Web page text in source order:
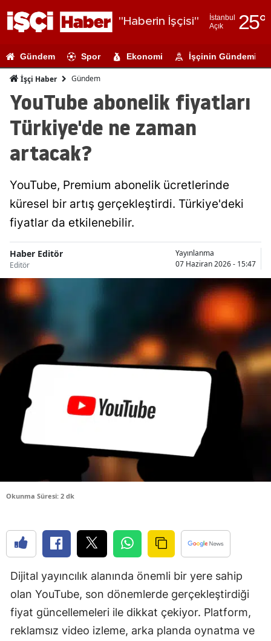
"Haberin İşçisi"
İstanbul
Açık
25°
Adıyaman
Ağrı
Antalya
Artvin
Balıkesir
Bilecik
Bitlis
Bolu
Burdur
Çorum
Diyarbakır
Edirne
Elazığ
Erzincan
Erzurum
Gündem Spor Ekonomi İşçinin Gündemi
İşçi Haber Gündem
YouTube abonelik fiyatları
Türkiye'de ne zaman
artacak?
YouTube, Premium abonelik ücretlerinde
küresel bir artış gerçekleştirdi. Türkiye'deki
fiyatlar da etkilenebilir.
Haber Editör
Editör
Yayınlanma
07 Haziran 2026 - 15:47
Okunma Süresi: 2 dk
Dijital yayıncılık alanında önemli bir yere sahip
olan YouTube, son dönemlerde gerçekleştirdiği
fiyat güncellemeleri ile dikkat çekiyor. Platform,
reklamsız video izleme, arka planda oynatma ve